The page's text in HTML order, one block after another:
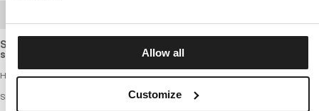
Allow all
Customize
Slightly elastic sweatshirt with a standard cut, made of light,
slightly thinner and breathable cotton fabric.
Herren Zip-Up Hoodie – MIDNIGHT
SERIE 280 GSM TRICOT FROTTEE